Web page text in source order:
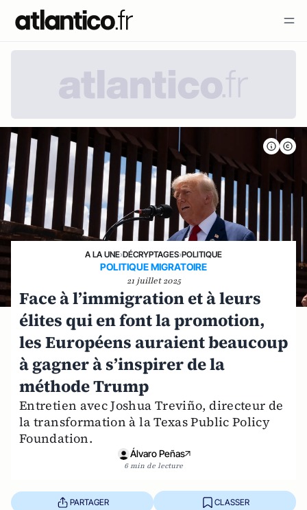
A LA UNE›DÉCRYPTAGES›POLITIQUE
POLITIQUE MIGRATOIRE
21 juillet 2025
Face à l’immigration et à leurs
élites qui en font la promotion,
les Européens auraient beaucoup
à gagner à s’inspirer de la
méthode Trump
Entretien avec Joshua Treviño, directeur de
la transformation à la Texas Public Policy
Foundation.
Álvaro Peñas
6 min de lecture
PARTAGER CLASSER